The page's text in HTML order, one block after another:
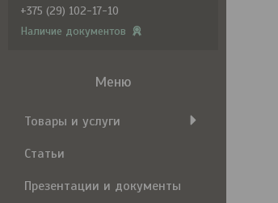
+375 (29) 102-17-10
Наличие документов
Товары и услуги
Статьи
Презентации и документы